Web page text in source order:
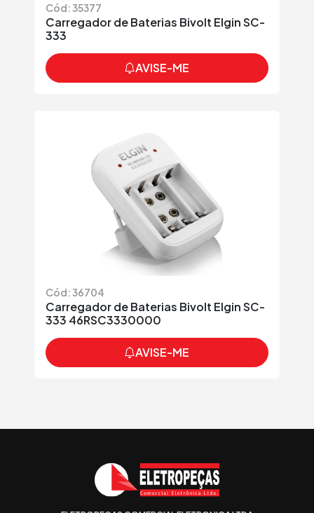
Cód: 35377
Carregador de Baterias Bivolt Elgin SC-
333
AVISE-ME
Cód: 36704
Carregador de Baterias Bivolt Elgin SC-
333 46RSC3330000
AVISE-ME